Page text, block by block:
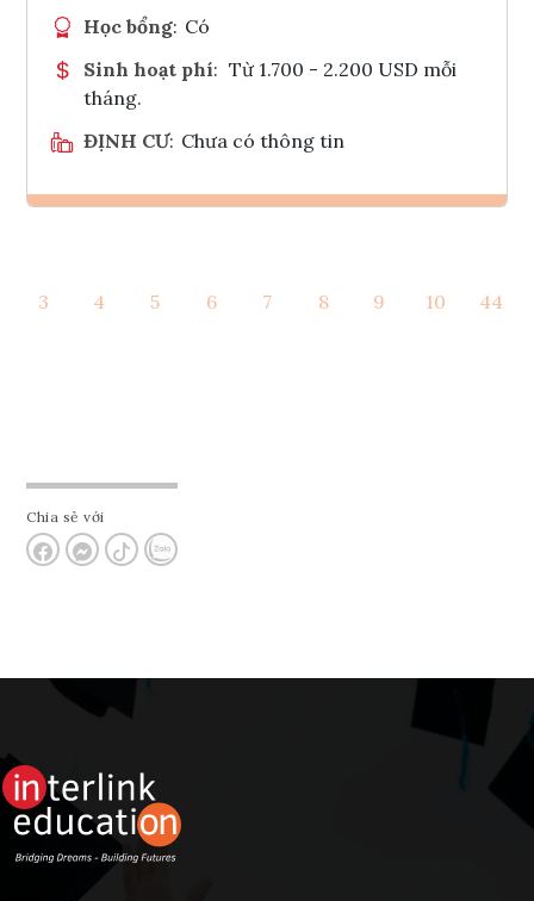
Học bổng: Có
Sinh hoạt phí: Từ 1.700 - 2.200 USD mỗi
tháng.
ĐỊNH CƯ: Chưa có thông tin
Tham vấn Interlink
3 4 5 6 7 8 9 10 44
Chia sẻ với